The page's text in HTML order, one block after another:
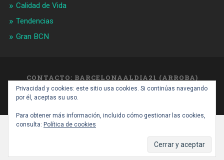
Calidad de Vida
Tendencias
Gran BCN
CONTACTO: BARCELONAALDIA21 (ARROBA)
GMAIL.COM
Privacidad y cookies: este sitio usa cookies. Si continúas navegando
por él, aceptas su uso.
Para obtener más información, incluido cómo gestionar las cookies,
consulta: Política de cookies